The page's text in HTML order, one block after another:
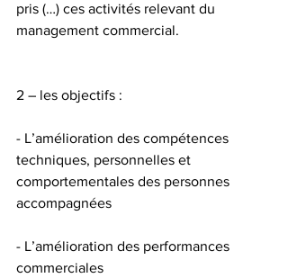
pris (…) ces activités relevant du
management commercial.
2 – les objectifs :
- L’amélioration des compétences
techniques, personnelles et
comportementales des personnes
accompagnées
- L’amélioration des performances
commerciales